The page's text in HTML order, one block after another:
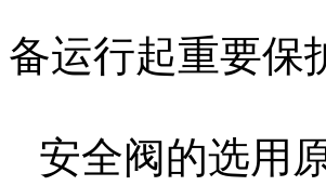
备运行起重要保
安全阀的选用